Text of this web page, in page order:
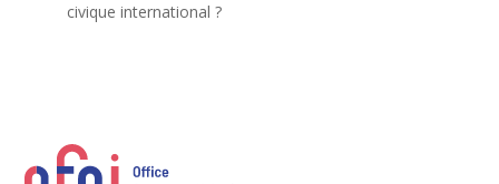
civique international ?